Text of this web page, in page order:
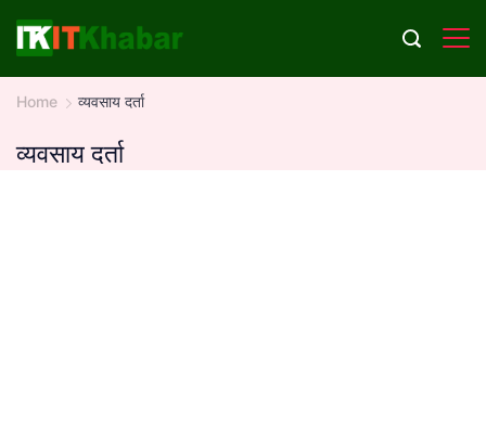
content
Home
व्यवसाय दर्ता
व्यवसाय दर्ता